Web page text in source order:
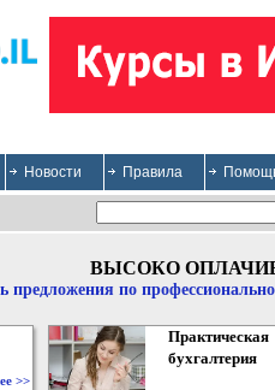
Новости Правила
ВЫСОКО
предложения по
>>
Практическая
бухгалтерия